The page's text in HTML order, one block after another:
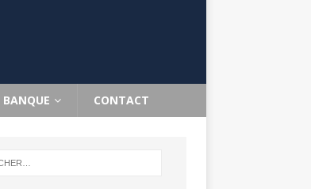
BANQUE CONTACT